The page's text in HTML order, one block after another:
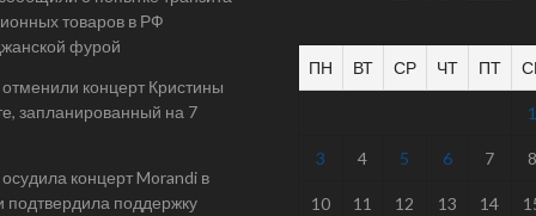
товаров в РФ
фурой
концерт Кристины
запланированный на 7
концерт Morandi в
подтвердила поддержку
ПН ВТ СР ЧТ ПТ
1
3 4 5 6 7 8
10 11 12 13 14